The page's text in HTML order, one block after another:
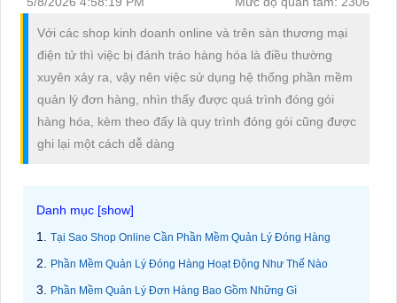
Với các shop kinh doanh online và trên sàn thương mại
điện tử thì việc bị đánh tráo hàng hóa là điều thường
xuyên xảy ra, vậy nên việc sử dụng hệ thống phần mềm
quản lý đơn hàng, nhìn thấy được quá trình đóng gói
hàng hóa, kèm theo đấy là quy trình đóng gói cũng được
ghi lại một cách dễ dàng
Tại Sao Shop Online Cần Phần Mềm Quản Lý Đóng Hàng
Phần Mềm Quản Lý Đóng Hàng Hoạt Động Như Thế Nào
Phần Mềm Quản Lý Đơn Hàng Bao Gồm Những Gì